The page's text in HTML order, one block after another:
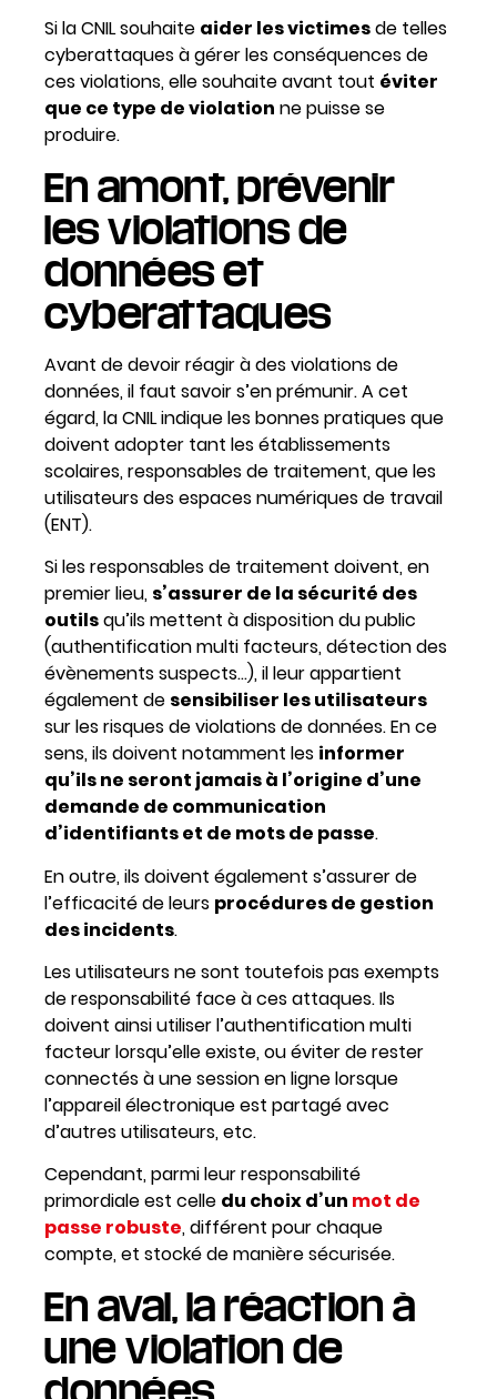
Si la CNIL souhaite aider les victimesde telles
cyberattaques à gérer les conséquences de
ces violations, elle souhaite avant tout éviter
que ce type de violation ne puisse se
produire.
En amont, prévenir
les violations de
données et
cyberattaques
Avant de devoir réagir à des violations de
données, il faut savoir s’en prémunir. A cet
égard, la CNIL indique les bonnes pratiques que
doivent adopter tant les établissements
scolaires, responsables de traitement, que les
utilisateurs des espaces numériques de travail
(ENT).
Si les responsables de traitement doivent, en
premier lieu, s’assurer de la sécurité des
outilsqu’ils mettent à disposition du public
(authentification multi facteurs, détection des
évènements suspects…), il leur appartient
également de sensibiliser les utilisateurs
sur les risques de violations de données. En ce
sens, ils doivent notamment les informer
qu’ils ne seront jamais à l’origine d’une
demande de communication
d’identifiants et de mots de passe.
En outre, ils doivent également s’assurer de
l’efficacité de leurs procédures de gestion
des incidents.
Les utilisateurs ne sont toutefois pas exempts
de responsabilité face à ces attaques. Ils
doivent ainsi utiliser l’authentification multi
facteur lorsqu’elle existe, ou éviter de rester
connectés à une session en ligne lorsque
l’appareil électronique est partagé avec
d’autres utilisateurs, etc.
Cependant, parmi leur responsabilité
primordiale est celle du choix d’un mot de
passe robuste, différent pour chaque
compte, et stocké de manière sécurisée.
En aval, la réaction à
une violation de
données